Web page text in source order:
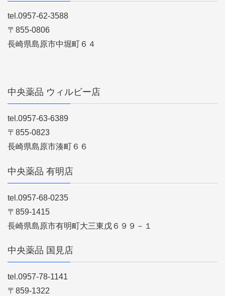
tel.0957-62-3588
〒855-0806
長崎県島原市中堀町６４
中央薬品 ウィルビー店
tel.0957-63-6389
〒855-0823
長崎県島原市湊町６６
中央薬品 有明店
tel.0957-68-0235
〒859-1415
長崎県島原市有明町大三東戊６９９－１
中央薬品 国見店
tel.0957-78-1141
〒859-1322